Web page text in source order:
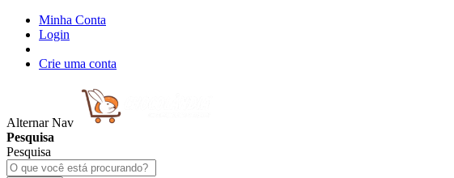
Minha Conta
Login
Crie uma conta
Alternar Nav
Pesquisa
Pesquisa